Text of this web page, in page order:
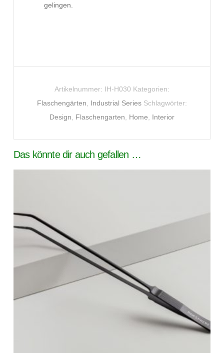
gelingen.
Artikelnummer: IH-H030 Kategorien:
Flaschengärten, Industrial Series Schlagwörter:
Design, Flaschengarten, Home, Interior
Das könnte dir auch gefallen …